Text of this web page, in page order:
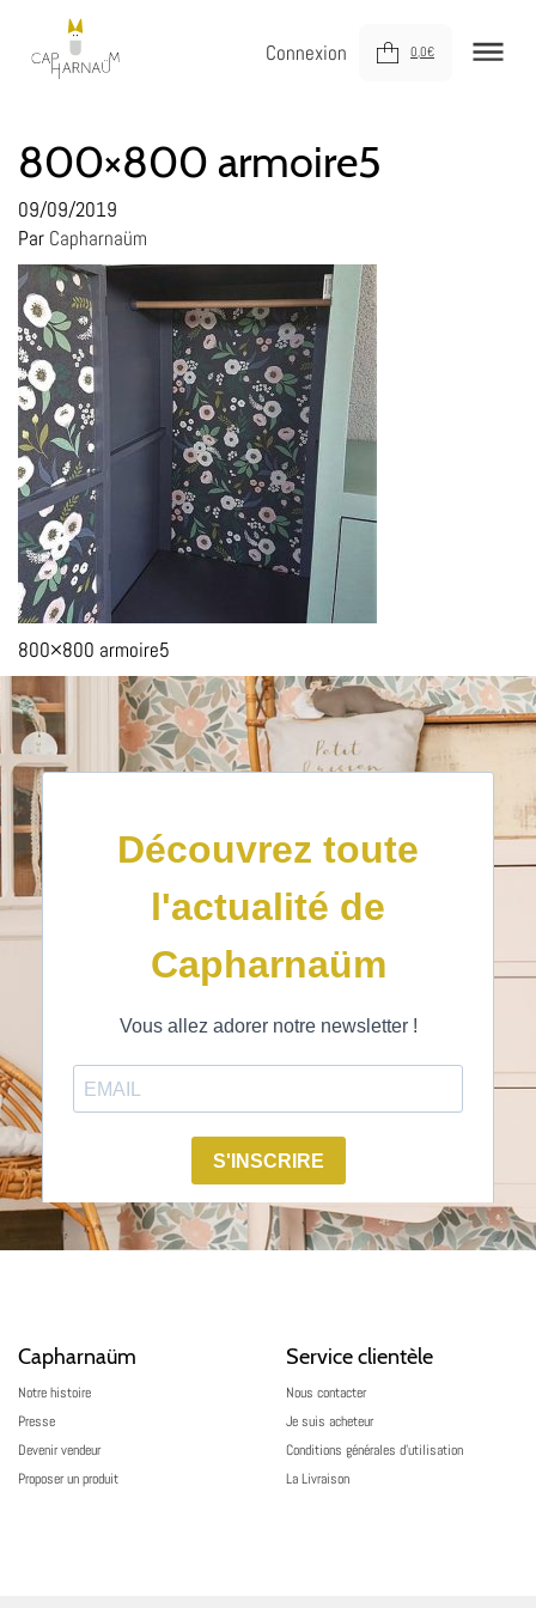
Connexion 0,0€
NOUVEAUTÉS
DÉCORER
JOUER
DERNIÈRE CHANCE !
À VOTRE SERVICE
À PROPOS
800×800 armoire5
09/09/2019
Par Capharnaüm
800×800 armoire5
Capharnaüm
Notre histoire
Presse
Devenir vendeur
Proposer un produit
Service clientèle
Nous contacter
Je suis acheteur
Conditions générales d’utilisation
La Livraison